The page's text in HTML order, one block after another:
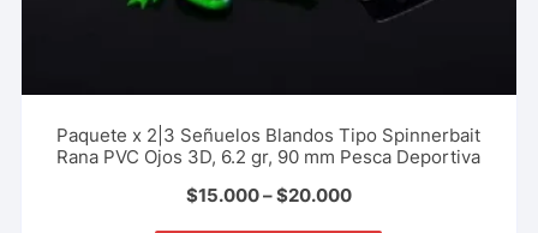
Paquete x 2|3 Señuelos Blandos Tipo Spinnerbait
Rana PVC Ojos 3D, 6.2 gr, 90 mm Pesca Deportiva
$15.000–$20.000